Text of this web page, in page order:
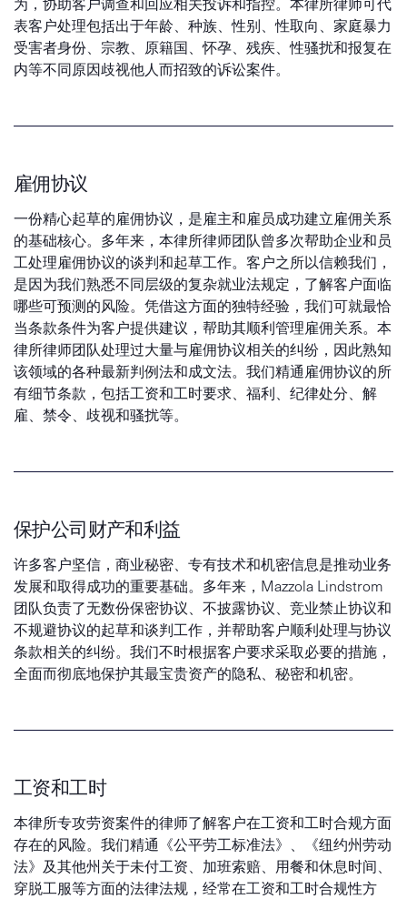
表客户处理包括出于年龄、种族、性别、性取向、家庭暴力
受害者身份、宗教、原籍国、怀孕、残疾、性骚扰和报复在
内等不同原因歧视他人而招致的诉讼案件。
雇佣协议
一份精心起草的雇佣协议，是雇主和雇员成功建立雇佣关系
的基础核心。多年来，本律所律师团队曾多次帮助企业和员
工处理雇佣协议的谈判和起草工作。客户之所以信赖我们，
是因为我们熟悉不同层级的复杂就业法规定，了解客户面临
哪些可预测的风险。凭借这方面的独特经验，我们可就最恰
当条款条件为客户提供建议，帮助其顺利管理雇佣关系。本
律所律师团队处理过大量与雇佣协议相关的纠纷，因此熟知
该领域的各种最新判例法和成文法。我们精通雇佣协议的所
有细节条款，包括工资和工时要求、福利、纪律处分、解
雇、禁令、歧视和骚扰等。
保护公司财产和利益
许多客户坚信，商业秘密、专有技术和机密信息是推动业务
发展和取得成功的重要基础。多年来，Mazzola Lindstrom
团队负责了无数份保密协议、不披露协议、竞业禁止协议和
不规避协议的起草和谈判工作，并帮助客户顺利处理与协议
条款相关的纠纷。我们不时根据客户要求采取必要的措施，
全面而彻底地保护其最宝贵资产的隐私、秘密和机密。
工资和工时
本律所专攻劳资案件的律师了解客户在工资和工时合规方面
存在的风险。我们精通《公平劳工标准法》、《纽约州劳动
法》及其他州关于未付工资、加班索赔、用餐和休息时间、
穿脱工服等方面的法律法规，经常在工资和工时合规性方